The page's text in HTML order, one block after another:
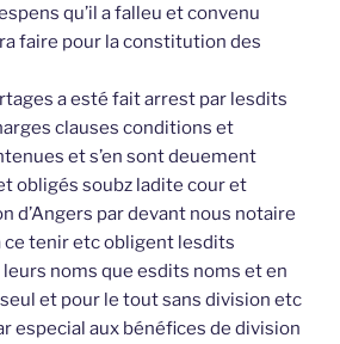
qu’il a falleu et convenu
faire pour la constitution des
a esté fait arrest par lesdits
clauses conditions et
et s’en sont deuement
obligés soubz ladite cour et
d’Angers par devant nous notaire
ce tenir etc obligent lesdits
noms que esdits noms et en
et pour le tout sans division etc
especial aux bénéfices de division